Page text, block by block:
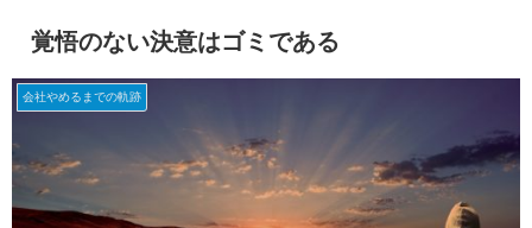
覚悟のない決意はゴミである
会社やめるまでの軌跡